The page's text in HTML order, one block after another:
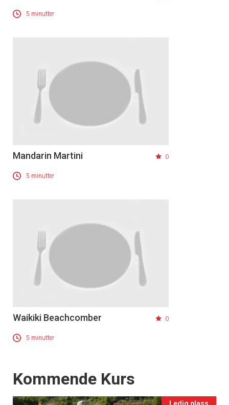
5 minutter
Mandarin Martini 0
5 minutter
Waikiki Beachcomber 0
5 minutter
Events
Kommende Kurs